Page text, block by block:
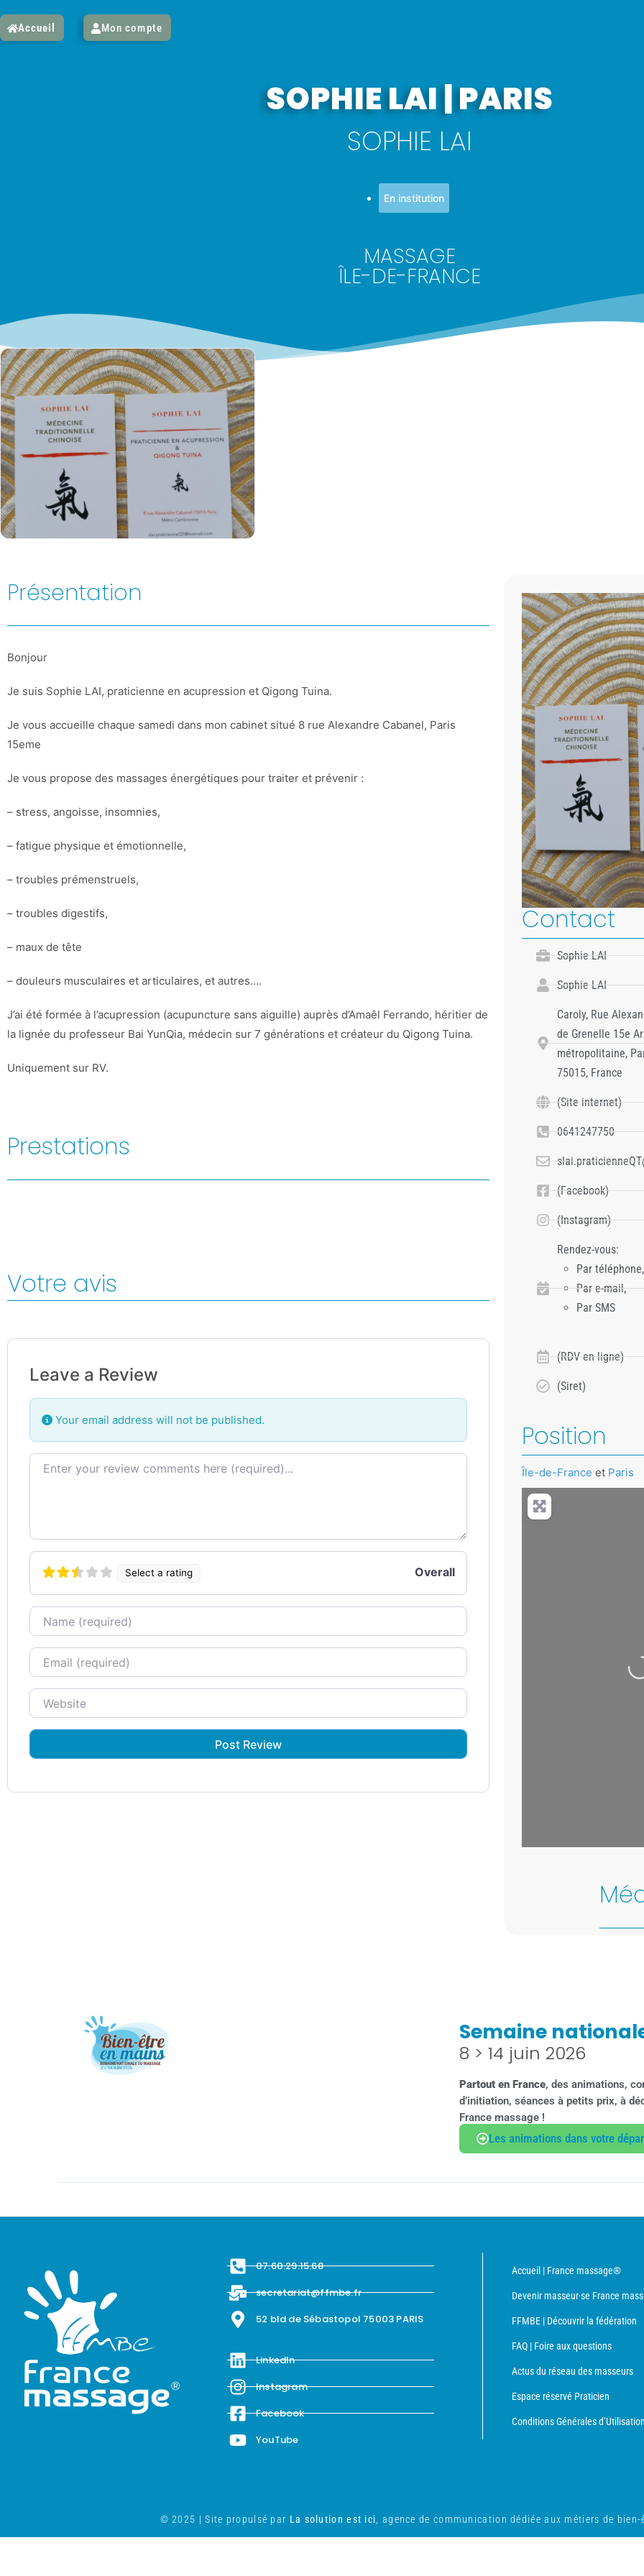
Accueil Mon compte
SOPHIE LAI | PARIS
SOPHIE LAI
En institution
MASSAGE
ÎLE-DE-FRANCE
Présentation
Bonjour
Je suis Sophie LAI, praticienne en acupression et Qigong Tuina.
Je vous accueille chaque samedi dans mon cabinet situé 8 rue Alexandre Cabanel, Paris
15eme
Je vous propose des massages énergétiques pour traiter et prévenir :
– stress, angoisse, insomnies,
– fatigue physique et émotionnelle,
– troubles prémenstruels,
– troubles digestifs,
– maux de tête
– douleurs musculaires et articulaires, et autres….
J’ai été formée à l’acupression (acupuncture sans aiguille) auprès d’Amaêl Ferrando, héritier de
la lignée du professeur Bai YunQia, médecin sur 7 générations et créateur du Qigong Tuina.
Uniquement sur RV.
Prestations
Votre avis
Leave a Review
Your email address will not be published.
Review text
Select a rating Overall
Name
Email
Website
Contact
Sophie LAI
Sophie LAI
Caroly, Rue
de Grenelle 15e
métropolitaine,
75015, France
(Site internet)
0641247750
(Facebook)
(Instagram)
Rendez-vous:
Par téléphone,
Par e-mail,
Par SMS
(RDV en ligne)
(Siret)
Position
Île-de-France et Paris
+
−
Semaine
8 > 14 juin 2026
Partout en France, des animations,
d’initiation, séances à petits prix, à
France massage !
Les animations dans votre
07.60.29.15.68
secretariat@ffmbe.fr
52 bld de Sébastopol 75003 PARIS
LinkedIn
Instagram
Facebook
YouTube
Accueil | France massage®
Devenir masseur·se France
FFMBE | Découvrir la fédération
FAQ | Foire aux questions
Actus du réseau des masseurs
Espace réservé Praticien
Conditions Générales d’Utilisation
© 2025 | Site propulsé par La solution est ici, agence de communication dédiée aux métiers de bien-